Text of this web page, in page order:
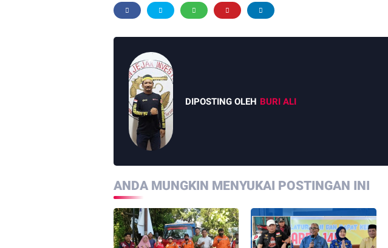
DIPOSTING OLEH BURI ALI
ANDA MUNGKIN MENYUKAI POSTINGAN INI